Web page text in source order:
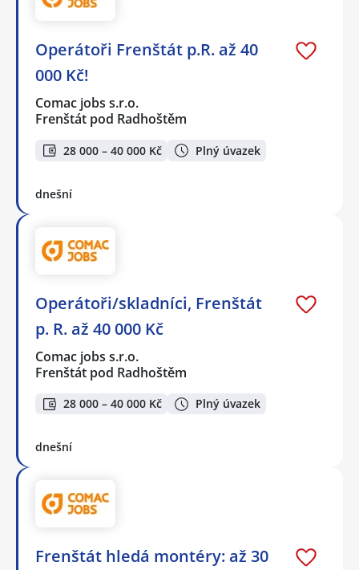
Operátoři Frenštát p.R. až 40
000 Kč!
Comac jobs s.r.o.
Frenštát pod Radhoštěm
28 000 – 40 000 Kč Plný úvazek
dnešní
Operátoři/skladníci, Frenštát
p. R. až 40 000 Kč
Comac jobs s.r.o.
Frenštát pod Radhoštěm
28 000 – 40 000 Kč Plný úvazek
dnešní
Frenštát hledá montéry: až 30